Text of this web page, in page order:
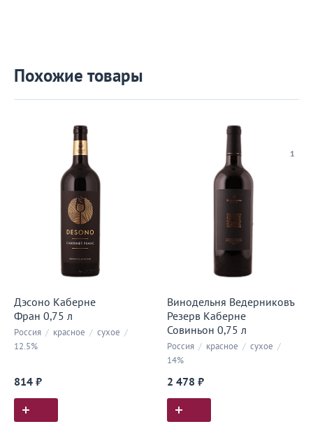
Похожие товары
Дэсоно Каберне
Фран 0,75 л
Россия / красное / сухое /
12.5%
814 ₽
1
Винодельня Ведерниковъ
Резерв Каберне
Совиньон 0,75 л
Россия / красное / сухое /
14%
2 478 ₽